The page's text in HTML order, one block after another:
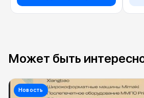
Может быть
Новость